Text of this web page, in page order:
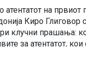
атентатот на првиот
Киро Глиговор
клучни прашања:
за атентатот,
дали